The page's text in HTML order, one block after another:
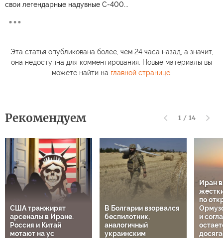
свои легендарные надувные С-400...
Эта статья опубликована более, чем 24 часа назад, а значит,
она недоступна для комментирования. Новые материалы вы
можете найти на главной странице.
Рекомендуем 1 / 14
США транжирят
арсеналы в Иране.
Россия и Китай
мотают на ус
В Болгарии взорвался
беспилотник,
аналогичный
украинским
Иран
по
и